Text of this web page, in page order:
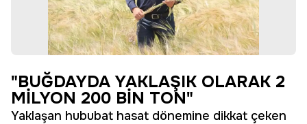
"BUĞDAYDA YAKLAŞIK OLARAK 2
MİLYON 200 BİN TON"
Yaklaşan hububat hasat dönemine dikkat çeken